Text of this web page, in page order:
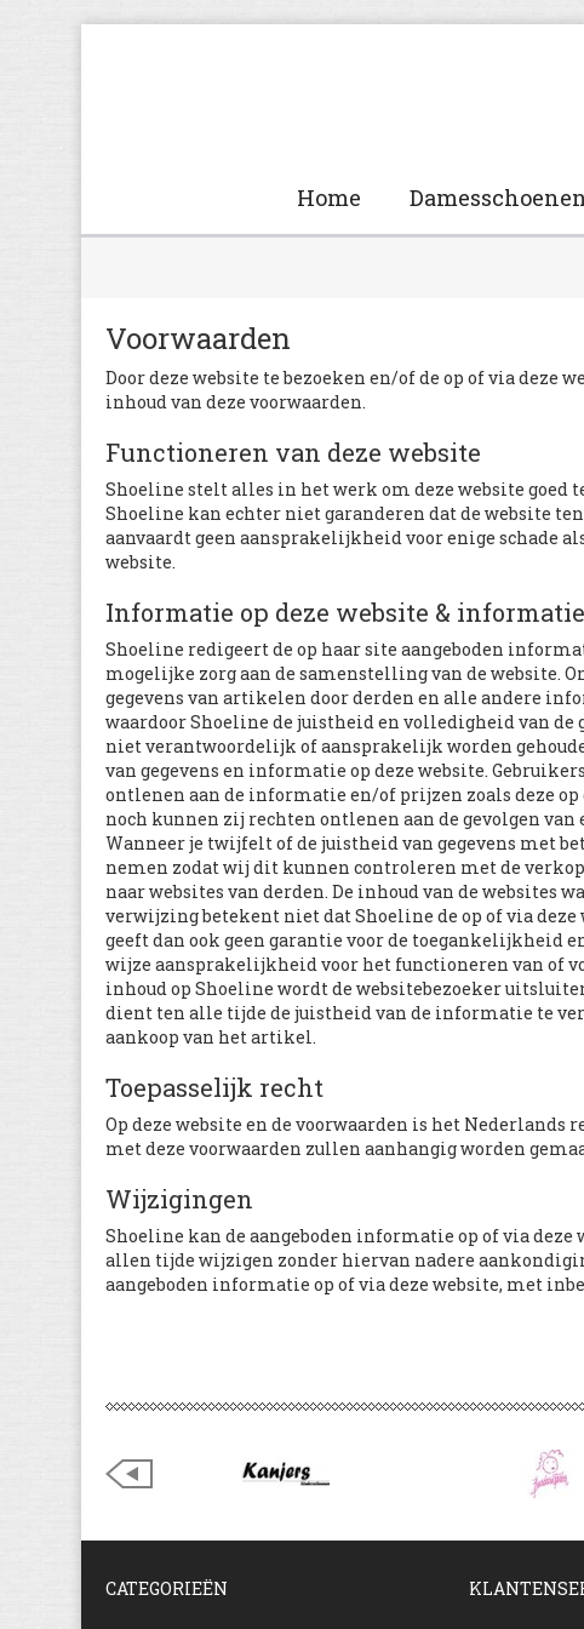
Home
Voorwaarden
Door deze website te bezoeken en/of de op of via deze
inhoud van deze voorwaarden.
Functioneren van deze website
Shoeline stelt alles in het werk om deze website
Shoeline kan echter niet garanderen dat de website
aanvaardt geen aansprakelijkheid voor enige schade
website.
Informatie op deze website &
Shoeline redigeert de op haar site aangeboden
mogelijke zorg aan de samenstelling van de website.
gegevens van artikelen door derden en alle andere
waardoor Shoeline de juistheid en volledigheid van de
niet verantwoordelijk of aansprakelijk worden
van gegevens en informatie op deze website.
ontlenen aan de informatie en/of prijzen zoals deze
noch kunnen zij rechten ontlenen aan de gevolgen
Wanneer je twijfelt of de juistheid van gegevens met
nemen zodat wij dit kunnen controleren met de
naar websites van derden. De inhoud van de websites
verwijzing betekent niet dat Shoeline de op of via
geeft dan ook geen garantie voor de toegankelijkheid
wijze aansprakelijkheid voor het functioneren van of
inhoud op Shoeline wordt de websitebezoeker
dient ten alle tijde de juistheid van de informatie te
aankoop van het artikel.
Toepasselijk recht
Op deze website en de voorwaarden is het
met deze voorwaarden zullen aanhangig worden
Wijzigingen
Shoeline kan de aangeboden informatie op of via
allen tijde wijzigen zonder hiervan nadere
aangeboden informatie op of via deze website, met
CATEGORIEËN